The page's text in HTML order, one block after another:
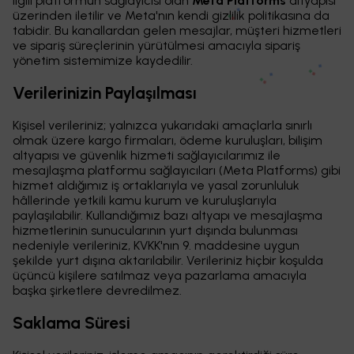
üzerinden iletilir ve Meta'nın kendi gizlilik politikasına da
tabidir. Bu kanallardan gelen mesajlar, müşteri hizmetleri
ve sipariş süreçlerinin yürütülmesi amacıyla sipariş
yönetim sistemimize kaydedilir.
Verilerinizin Paylaşılması
Kişisel verileriniz; yalnızca yukarıdaki amaçlarla sınırlı
olmak üzere kargo firmaları, ödeme kuruluşları, bilişim
altyapısı ve güvenlik hizmeti sağlayıcılarımız ile
mesajlaşma platformu sağlayıcıları (Meta Platforms) gibi
hizmet aldığımız iş ortaklarıyla ve yasal zorunluluk
hâllerinde yetkili kamu kurum ve kuruluşlarıyla
paylaşılabilir. Kullandığımız bazı altyapı ve mesajlaşma
hizmetlerinin sunucularının yurt dışında bulunması
nedeniyle verileriniz, KVKK'nın 9. maddesine uygun
şekilde yurt dışına aktarılabilir. Verileriniz hiçbir koşulda
üçüncü kişilere satılmaz veya pazarlama amacıyla
başka şirketlere devredilmez.
Saklama Süresi